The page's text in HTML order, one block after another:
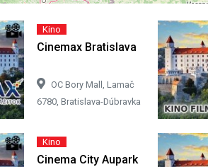
Kino
Cinemax Bratislava
OC Bory Mall, Lamač
6780, Bratislava-Dúbravka
Kino
Cinema City Aupark